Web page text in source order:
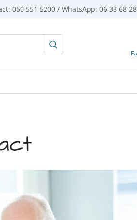
050 551 5200 / WhatsApp: 06 38 68